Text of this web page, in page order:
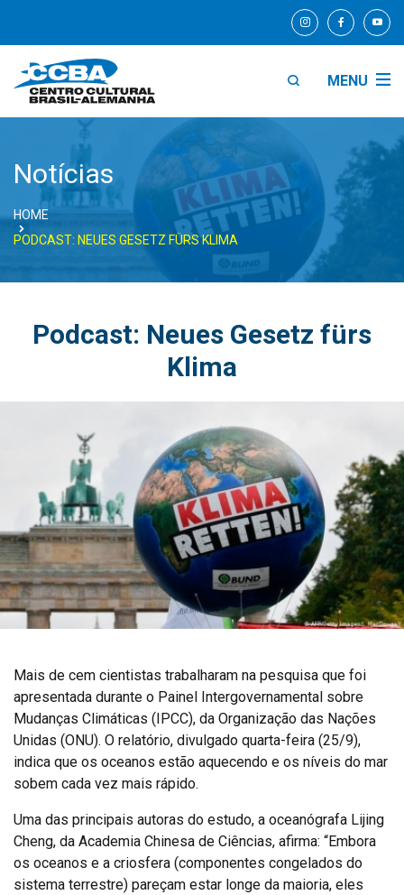
MENU
Notícias
HOME
PODCAST: NEUES GESETZ FÜRS KLIMA
Podcast: Neues Gesetz fürs
Klima
Mais de cem cientistas trabalharam na pesquisa que foi
apresentada durante o Painel Intergovernamental sobre
Mudanças Climáticas (IPCC), da Organização das Nações
Unidas (ONU). O relatório, divulgado quarta-feira (25/9),
indica que os oceanos estão aquecendo e os níveis do mar
sobem cada vez mais rápido.
Uma das principais autoras do estudo, a oceanógrafa Lijing
Cheng, da Academia Chinesa de Ciências, afirma: “Embora
os oceanos e a criosfera (componentes congelados do
sistema terrestre) pareçam estar longe da maioria, eles